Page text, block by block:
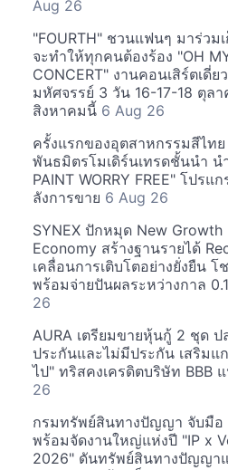
Aug 26
"FOURTH" ชวนแฟนๆ มาร่วม
จะทำให้ทุกคนต้องร้อง "OH
CONCERT" งานคอนเสิร์ตเดี่
มหัศจรรย์ 3 วัน 16-17-18 ตุล
สิงหาคมนี้ 6 Aug 26
ครั้งแรกของอุตสาหกรรมสีไท
พันธมิตรโมเดิร์นเทรดชั้นนำ น
PAINT WORRY FREE" โป
ลังการขาย 6 Aug 26
SYNEX ปักหมุด New Growth
Economy สร้างฐานรายได้
เคลื่อนการเติบโตอย่างยั่งยืน โ
พร้อมจ่ายปันผลระหว่างกาล
26
AURA เตรียมขายหุ้นกู้ 2 ชุด
ประกันและไม่มีประกัน เสริมแ
ไป" ทริสคงเครดิตบริษัท BBB
26
กรมทรัพย์สินทางปัญญา จับมือ
พร้อมจัดงานใหญ่แห่งปี "IP x
2026" ดันทรัพย์สินทางปัญญา